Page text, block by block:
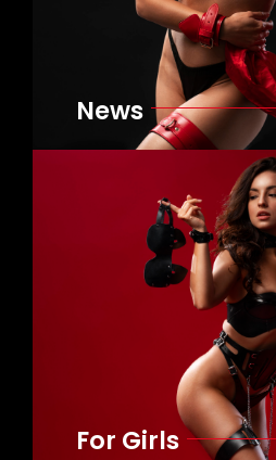
News
For Girls